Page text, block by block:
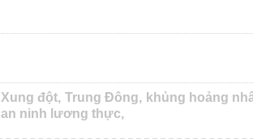
Xung đột, Trung Đông, khủng hoảng
an ninh lương thực,